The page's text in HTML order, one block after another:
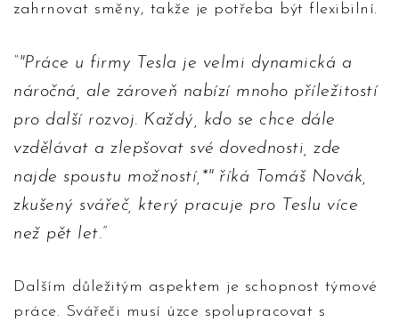
zahrnovat směny, takže je potřeba být flexibilní.
"Práce u firmy Tesla je velmi dynamická a
náročná, ale zároveň nabízí mnoho příležitostí
pro další rozvoj. Každý, kdo se chce dále
vzdělávat a zlepšovat své dovednosti, zde
najde spoustu možností,*" říká Tomáš Novák,
zkušený svářeč, který pracuje pro Teslu více
než pět let.
Dalším důležitým aspektem je schopnost týmové
práce. Svářeči musí úzce spolupracovat s